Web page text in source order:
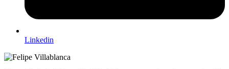
Linkedin